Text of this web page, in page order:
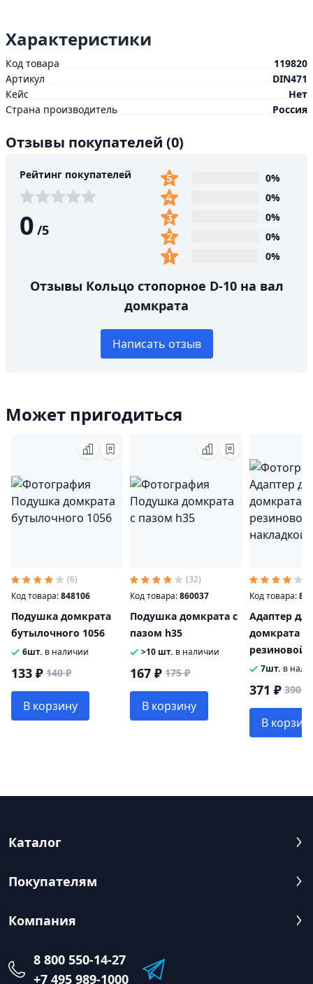
Характеристики
Код товара
119820
Артикул
DIN471
Кейс
Нет
Страна производитель
Россия
Отзывы покупателей (0)
Рейтинг покупателей
0 /5
0%
0%
0%
0%
0%
Отзывы Кольцо стопорное D-10 на вал
домкрата
Написать отзыв
Может пригодиться
(6)
Код товара:848106
Подушка домкрата
бутылочного 1056
6шт. в наличии
133 ₽ 140 ₽
В корзину
(32)
Код товара:860037
Подушка домкрата с
пазом h35
>10 шт. в наличии
167 ₽ 175 ₽
В корзину
Код товара:
Адаптер для
домкрата
резиновой
накладкой
7шт. в
371 ₽ 390 ₽
В
Каталог
Покупателям
Компания
8 800 550-14-27
+7 495 989-1000